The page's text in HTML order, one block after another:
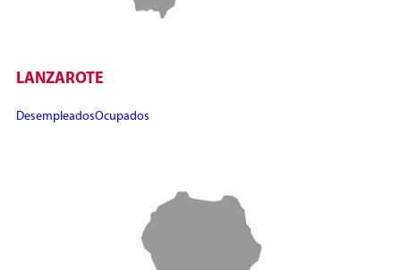
LANZAROTE
DesempleadosOcupados